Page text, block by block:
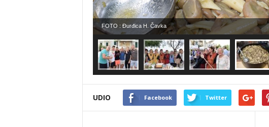
FOTO : Đurđica H. Čavka
UDIO Facebook Twitter